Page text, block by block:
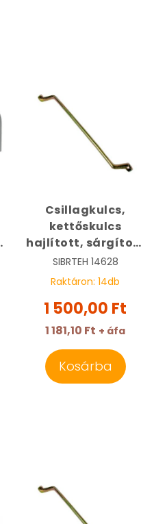
Csillagkulcs,
kettőskulcs
hajlított, sárgított
19 x 22 mm | SIBRTEH
14628
SIBRTEH 14628
Raktáron: 14db
1 500,00 Ft
1 181,10 Ft + áfa
Kosárba